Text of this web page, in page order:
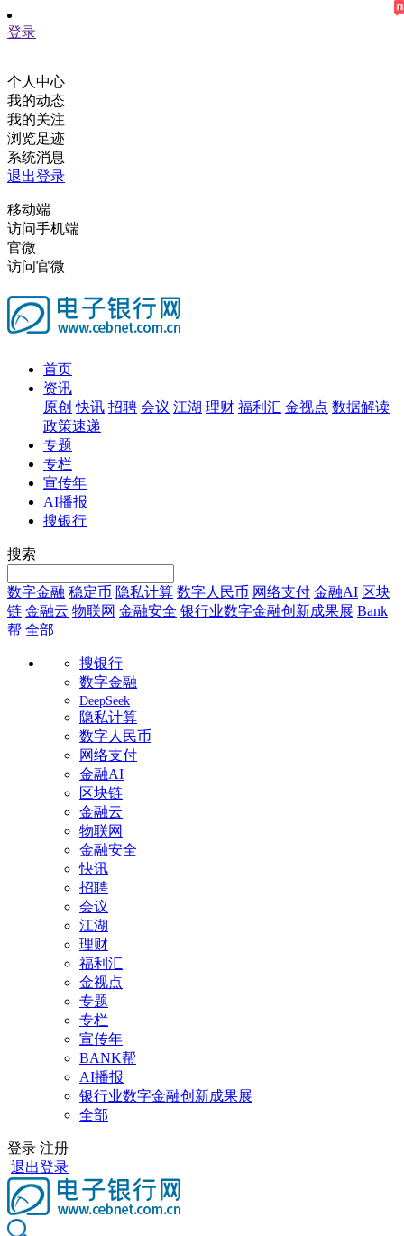
登录
个人中心
我的动态
我的关注
浏览足迹
系统消息
退出登录
移动端
访问手机端
官微
访问官微
首页
资讯
原创 快讯 招聘 会议 江湖 理财 福利汇 金视点 数据解读
政策速递
专题
专栏
宣传年
AI播报
搜银行
搜索
数字金融 稳定币 隐私计算 数字人民币 网络支付 金融AI 区块
链 金融云 物联网 金融安全 银行业数字金融创新成果展 Bank
帮 全部
搜银行
数字金融
DeepSeek
隐私计算
数字人民币
网络支付
金融AI
区块链
金融云
物联网
金融安全
快讯
招聘
会议
江湖
理财
福利汇
金视点
专题
专栏
宣传年
BANK帮
AI播报
银行业数字金融创新成果展
全部
登录 注册
退出登录